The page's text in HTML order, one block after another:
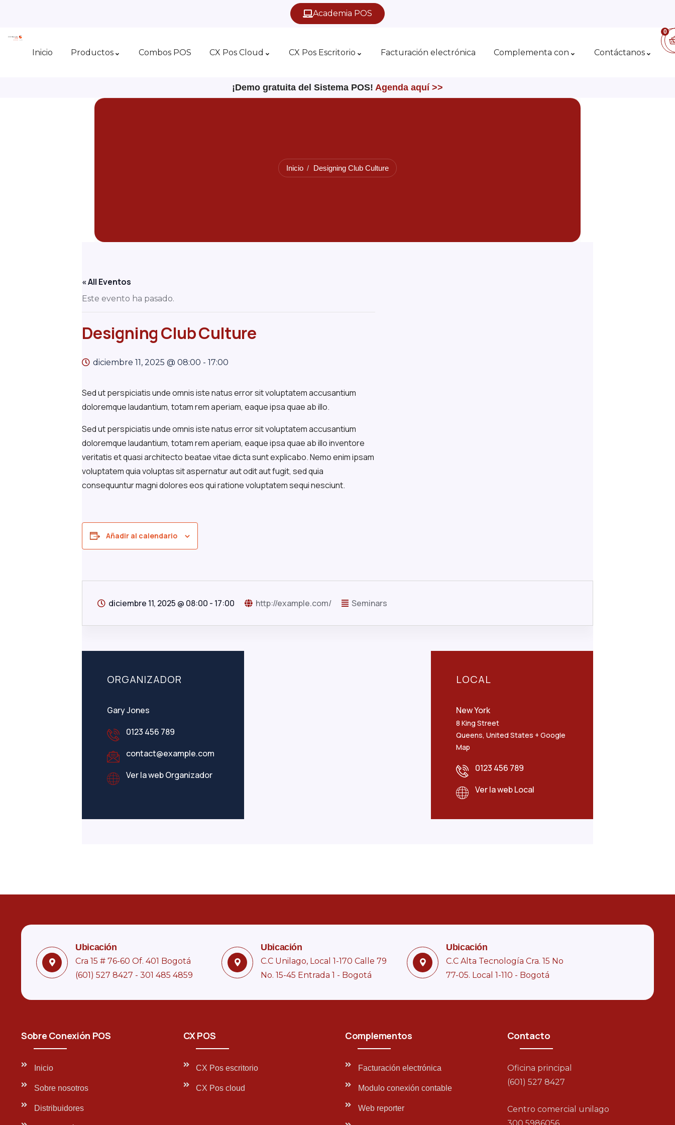
Academia POS
Inicio Productos Combos POS CX Pos Cloud CX Pos Escritorio Facturación electrónica Complementa con Contáctanos
0
¡Demo gratuita del Sistema POS! Agenda aquí >>
Inicio Designing Club Culture
« All Eventos
Este evento ha pasado.
Designing Club Culture
diciembre 11, 2025 @ 08:00 - 17:00
Sed ut perspiciatis unde omnis iste natus error sit voluptatem accusantium
doloremque laudantium, totam rem aperiam, eaque ipsa quae ab illo.
Sed ut perspiciatis unde omnis iste natus error sit voluptatem accusantium
doloremque laudantium, totam rem aperiam, eaque ipsa quae ab illo inventore
veritatis et quasi architecto beatae vitae dicta sunt explicabo. Nemo enim ipsam
voluptatem quia voluptas sit aspernatur aut odit aut fugit, sed quia
consequuntur magni dolores eos qui ratione voluptatem sequi nesciunt.
Añadir al calendario
diciembre 11, 2025 @ 08:00 - 17:00 http://example.com/ Seminars
ORGANIZADOR
Gary Jones
0123 456 789
contact@example.com
Ver la web Organizador
LOCAL
New York
8 King Street
Queens, United States + Google
Map
0123 456 789
Ver la web Local
Ubicación
Cra 15 # 76-60 Of. 401 Bogotá
(601) 527 8427 - 301 485 4859
Ubicación
C.C Unilago, Local 1-170 Calle 79
No. 15-45 Entrada 1 - Bogotá
Ubicación
C.C Alta Tecnología Cra. 15 No
77-05. Local 1-110 - Bogotá
Sobre Conexión POS
Inicio
Sobre nosotros
Distribuidores
CX POS
CX Pos escritorio
CX Pos cloud
Complementos
Facturación electrónica
Modulo conexión contable
Web reporter
Contacto
Oficina principal
(601) 527 8427
Centro comercial unilago